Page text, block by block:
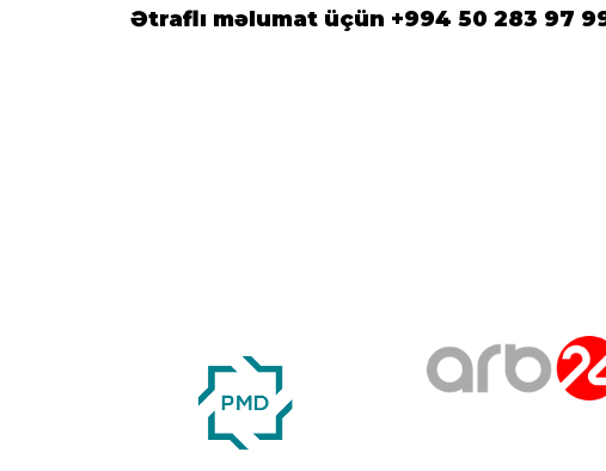
Ətraflı məlumat üçün +994 50 283 97